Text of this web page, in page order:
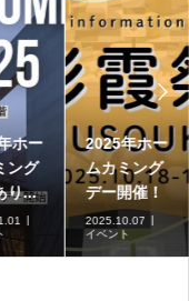
ホー
ング
り...
2025年ホー
ムカミング
デー開催！
2025.10.07
イベント
